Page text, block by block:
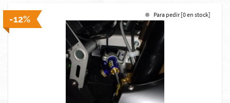
-12% Para pedir [0 en stock]